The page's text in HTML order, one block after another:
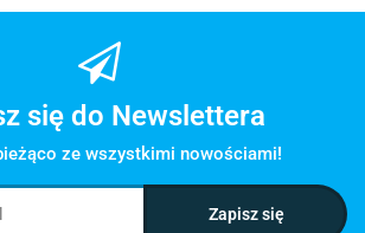
się do Newslettera
ze wszystkimi nowościami!